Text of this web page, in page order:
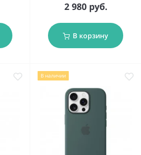
2 980 руб.
В корзину
В наличии